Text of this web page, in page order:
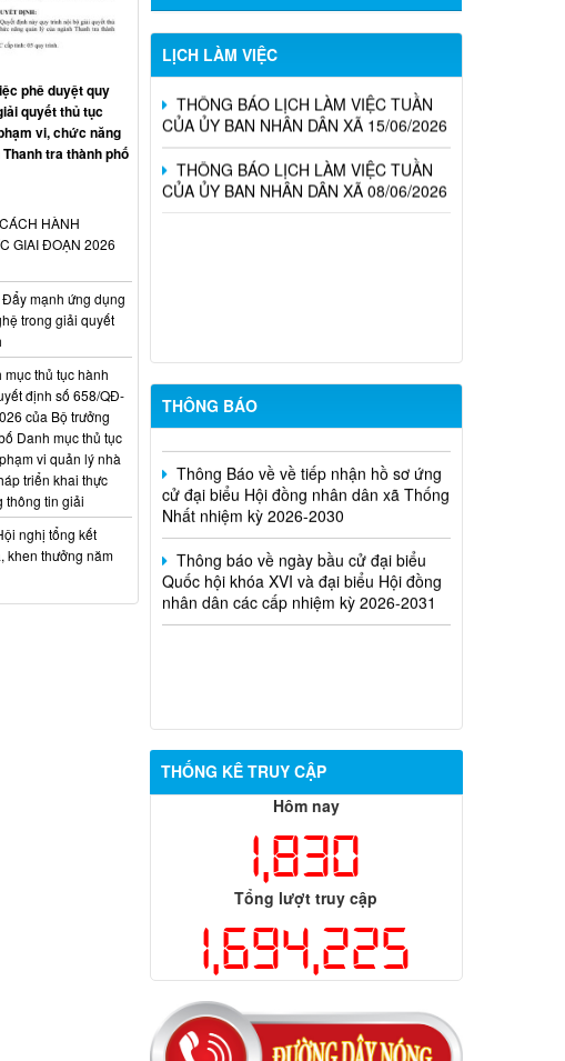
LỊCH LÀM VIỆC
CỦA ỦY BAN NHÂN DÂN XÃ 29/06/2026
THÔNG BÁO LỊCH LÀM VIỆC TUẦN
CỦA ỦY BAN NHÂN DÂN XÃ 15/06/2026
THÔNG BÁO LỊCH LÀM VIỆC TUẦN
CỦA ỦY BAN NHÂN DÂN XÃ 08/06/2026
THÔNG BÁO
Kế hoạch tuyển dụng viên chức tại các
đơn vị sự nghiệp công lập trên địa bàn
xã Thống Nhất
Thông Báo về về tiếp nhận hồ sơ ứng
cử đại biểu Hội đồng nhân dân xã Thống
Nhất nhiệm kỳ 2026-2030
Thông báo về ngày bầu cử đại biểu
Quốc hội khóa XVI và đại biểu Hội đồng
nhân dân các cấp nhiệm kỳ 2026-2031
THỐNG KÊ TRUY CẬP
Hôm nay
1,830
Tổng lượt truy cập
1,694,225
phê duyệt quy
quyết thủ tục
vi, chức năng
tra thành phố
HÀNH
GIAI ĐOẠN 2026
mạnh ứng dụng
trong giải quyết
thủ tục hành
định số 658/QĐ-
của Bộ trưởng
Danh mục thủ tục
vi quản lý nhà
triển khai thực
thông tin giải
nghị tổng kết
khen thưởng năm